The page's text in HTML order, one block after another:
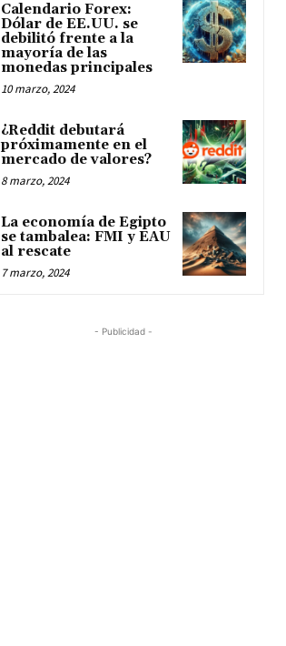
Calendario Forex:
Dólar de EE.UU. se
debilitó frente a la
mayoría de las
monedas principales
10 marzo, 2024
¿Reddit debutará
próximamente en el
mercado de valores?
8 marzo, 2024
La economía de Egipto
se tambalea: FMI y EAU
al rescate
7 marzo, 2024
- Publicidad -